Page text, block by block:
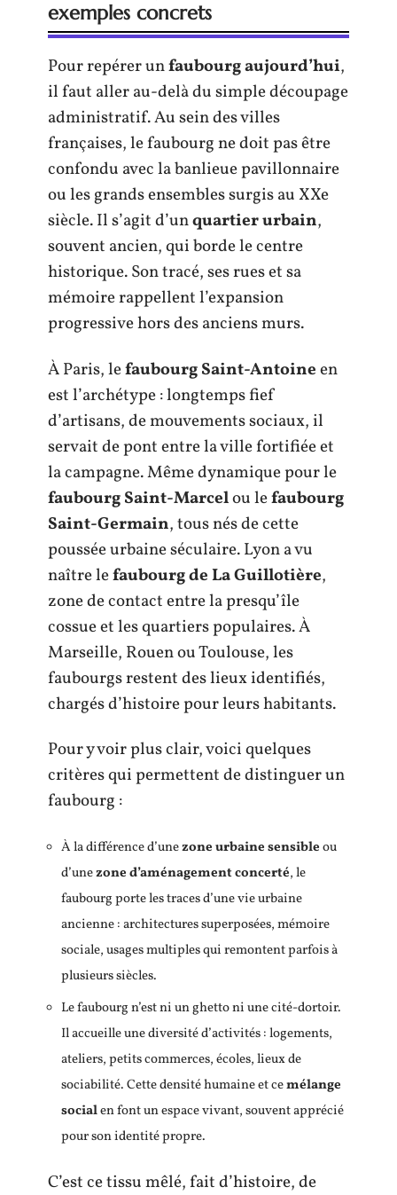
exemples concrets
Pour repérer unfaubourg aujourd’hui,
il faut aller au-delà du simple découpage
administratif. Au sein des villes
françaises, le faubourg ne doit pas être
confondu avec la banlieue pavillonnaire
ou les grands ensembles surgis au XXe
siècle. Il s’agit d’unquartier urbain,
souvent ancien, qui borde le centre
historique. Son tracé, ses rues et sa
mémoire rappellent l’expansion
progressive hors des anciens murs.
À Paris, lefaubourg Saint-Antoineen
est l’archétype : longtemps fief
d’artisans, de mouvements sociaux, il
servait de pont entre la ville fortifiée et
la campagne. Même dynamique pour le
faubourg Saint-Marcelou lefaubourg
Saint-Germain, tous nés de cette
poussée urbaine séculaire. Lyon a vu
naître lefaubourg de La Guillotière,
zone de contact entre la presqu’île
cossue et les quartiers populaires. À
Marseille, Rouen ou Toulouse, les
faubourgs restent des lieux identifiés,
chargés d’histoire pour leurs habitants.
Pour y voir plus clair, voici quelques
critères qui permettent de distinguer un
faubourg :
À la différence d’unezone urbaine sensibleou
d’unezone d’aménagement concerté, le
faubourg porte les traces d’une vie urbaine
ancienne : architectures superposées, mémoire
sociale, usages multiples qui remontent parfois à
plusieurs siècles.
Le faubourg n’est ni un ghetto ni une cité-dortoir.
Il accueille une diversité d’activités : logements,
ateliers, petits commerces, écoles, lieux de
sociabilité. Cette densité humaine et cemélange
socialen font un espace vivant, souvent apprécié
pour son identité propre.
C’est ce tissu mêlé, fait d’histoire, de